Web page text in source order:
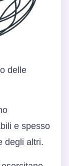
delle
e spesso
degli altri.